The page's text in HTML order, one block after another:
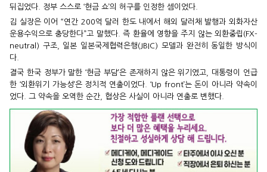
뒤집었다. 정부 스스로 ‘현금 쇼’의 허구를 인정한 셈이었다.
김 실장은 이어 “연간 200억 달러 한도 내에서 해외 달러채 발행과 외화자산
운용수익으로 충당한다”고 말했다. 즉 환율에 영향을 주지 않는 외환중립(FX-
neutral) 구조, 일본 일본국제협력은행(JBIC) 모델과 완전히 동일한 방식이
다.
결국 한국 정부가 말한 ‘현금 부담’은 존재하지 않은 위기였고, 대통령이 언급
한 ‘외환위기 가능성’은 정치적 연출이었다. ‘Up front’는 돈이 아니라 약속이
었다. 그 약속을 오역한 순간, 협상은 사실이 아니라 연출로 변했다.